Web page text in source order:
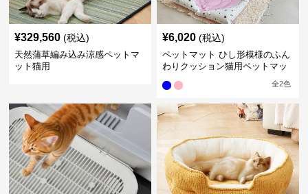
¥329,560 (税込)
天然蒲草編み込み涼感ペットマ
ット猫用
¥6,020 (税込)
ペットマット ひし形模様のふん
わりクッション猫用ペットマッ
全2色